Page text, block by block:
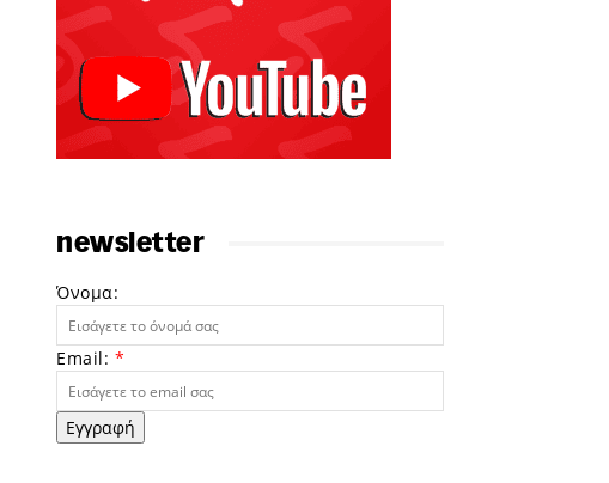
newsletter
Όνομα:
Email: *
Εγγραφή